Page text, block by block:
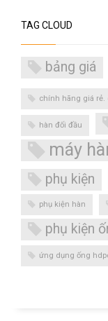
TAG CLOUD
bảng giá
chính hãng giá rẻ.
hàn đối đầu
máy
phụ kiện
phụ kiện hàn
phụ kiện
ứng dụng ống